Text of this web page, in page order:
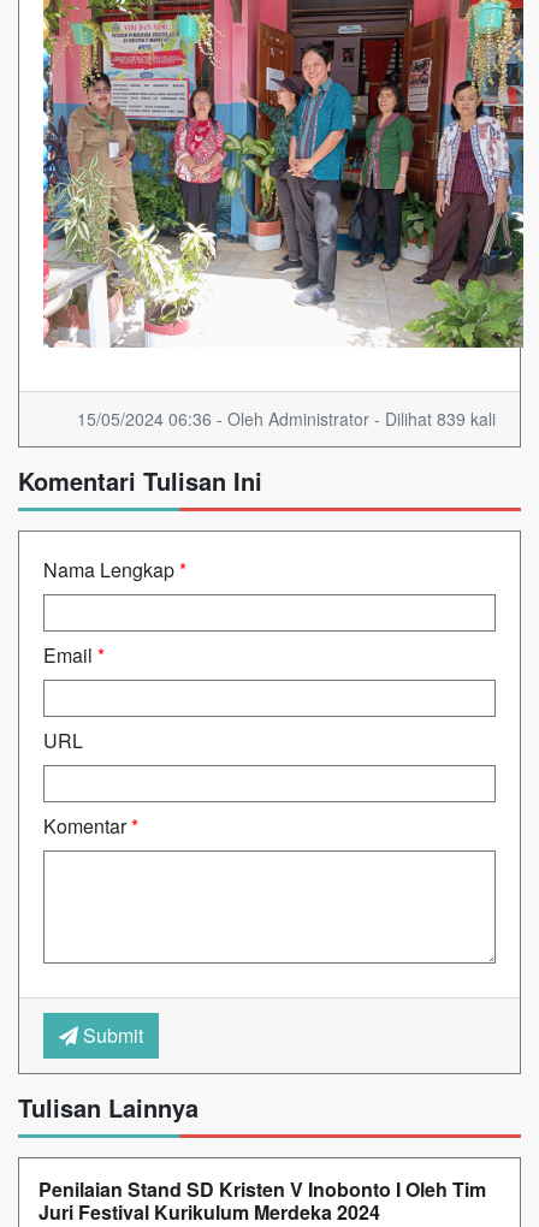
15/05/2024 06:36 - Oleh Administrator - Dilihat 839 kali
Komentari Tulisan Ini
Nama Lengkap*
Email *
URL
Komentar*
Submit
Tulisan Lainnya
Penilaian Stand SD Kristen V Inobonto I Oleh Tim
Juri Festival Kurikulum Merdeka 2024